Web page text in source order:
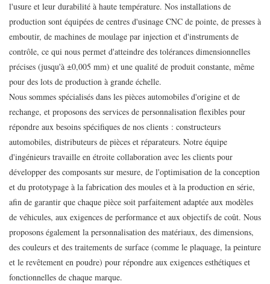
l'usure et leur durabilité à haute température. Nos installations de
production sont équipées de centres d'usinage CNC de pointe, de presses à
emboutir, de machines de moulage par injection et d'instruments de
contrôle, ce qui nous permet d'atteindre des tolérances dimensionnelles
précises (jusqu'à ±0,005 mm) et une qualité de produit constante, même
pour des lots de production à grande échelle.
Nous sommes spécialisés dans les pièces automobiles d'origine et de
rechange, et proposons des services de personnalisation flexibles pour
répondre aux besoins spécifiques de nos clients : constructeurs
automobiles, distributeurs de pièces et réparateurs. Notre équipe
d'ingénieurs travaille en étroite collaboration avec les clients pour
développer des composants sur mesure, de l'optimisation de la conception
et du prototypage à la fabrication des moules et à la production en série,
afin de garantir que chaque pièce soit parfaitement adaptée aux modèles
de véhicules, aux exigences de performance et aux objectifs de coût. Nous
proposons également la personnalisation des matériaux, des dimensions,
des couleurs et des traitements de surface (comme le plaquage, la peinture
et le revêtement en poudre) pour répondre aux exigences esthétiques et
fonctionnelles de chaque marque.